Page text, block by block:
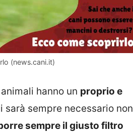
(news.cani.it)
hanno un proprio e
sarà sempre necessario non
sempre il giusto filtro